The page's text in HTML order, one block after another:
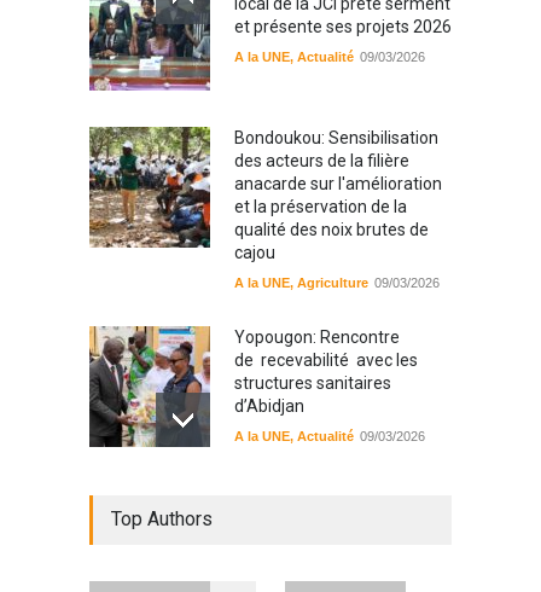
et présente ses projets 2026
A la UNE, Actualité 09/03/2026
Bondoukou: Sensibilisation
des acteurs de la filière
anacarde sur l'amélioration
et la préservation de la
qualité des noix brutes de
cajou
A la UNE, Agriculture 09/03/2026
Yopougon: Rencontre
de recevabilité avec les
structures sanitaires
d’Abidjan
A la UNE, Actualité 09/03/2026
Top Authors